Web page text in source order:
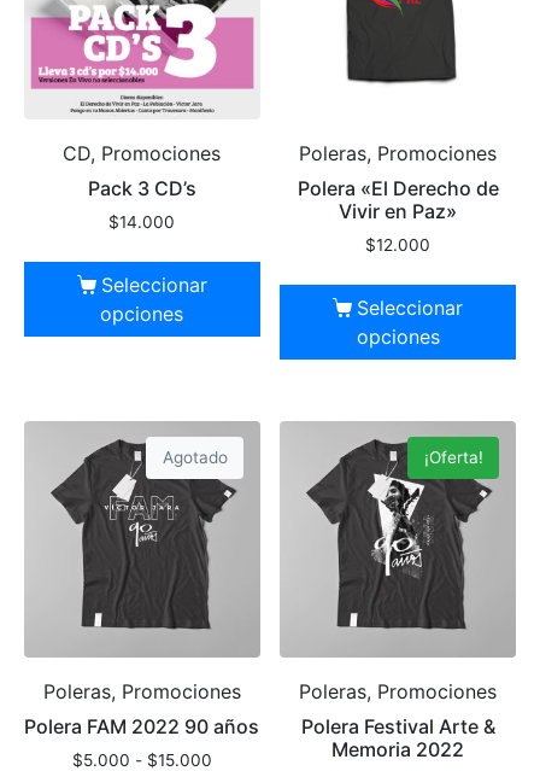
CD, Promociones
Pack 3 CD’s
$14.000
Seleccionar
opciones
Poleras, Promociones
Polera «El Derecho de
Vivir en Paz»
$12.000
Seleccionar
opciones
Agotado
Poleras, Promociones
Polera FAM 2022 90 años
$5.000 - $15.000
¡Oferta!
Poleras, Promociones
Polera Festival Arte &
Memoria 2022